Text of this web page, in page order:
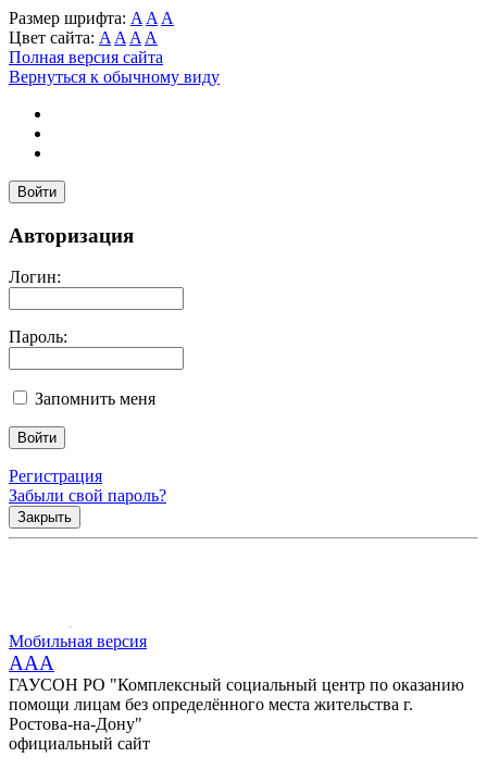
Размер шрифта: A A A
Цвет сайта: A A A A
Полная версия сайта
Вернуться к обычному виду
Войти
Авторизация
Логин:
Пароль:
Запомнить меня
Регистрация
Забыли свой пароль?
Закрыть
Мобильная версия
AAA
ГАУСОН РО "Комплексный социальный центр по оказанию
помощи лицам без определённого места жительства г.
Ростова-на-Дону"
официальный сайт